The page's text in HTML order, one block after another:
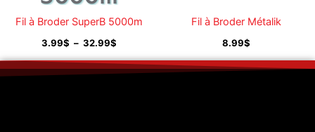
Fil à Broder SuperB 5000m
3.99$ – 32.99$
Fil à Broder Métalik
8.99$